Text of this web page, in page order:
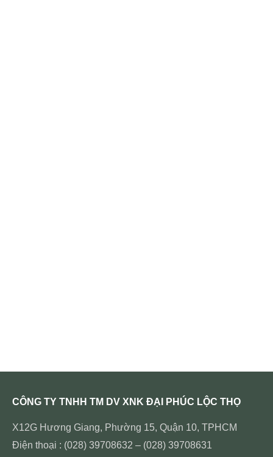
CÔNG TY TNHH TM DV XNK ĐẠI PHÚC LỘC THỌ
X12G Hương Giang, Phường 15, Quận 10, TPHCM
Điện thoại : (028) 39708632 – (028) 39708631